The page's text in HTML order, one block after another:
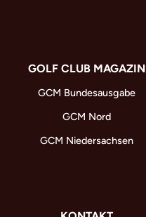
GOLF CLUB MAGAZIN
GCM Bundesausgabe
GCM Nord
GCM Niedersachsen